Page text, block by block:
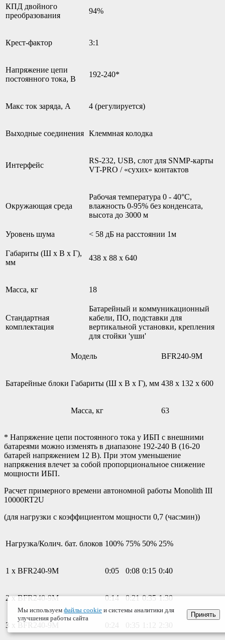
КПД двойного
преобразования
94%
Крест-фактор 3:1
Напряжение цепи
постоянного тока, В
192-240*
Макс ток заряда, А 4 (регулируется)
Выходные соединения Клеммная колодка
Интерфейс
RS-232, USB, слот для SNMP-карты
VT-PRO / «сухих» контактов
Окружающая среда
Рабочая температура 0 - 40°С,
влажность 0-95% без конденсата,
высота до 3000 м
Уровень шума < 58 дБ на расстоянии 1м
Габариты (Ш х В х Г),
мм
438 x 88 х 640
Масса, кг 18
Стандартная
комплектация
Батарейный и коммуникационный
кабели, ПО, подставки для
вертикальной установки, крепления
для стойки 'уши'
Батарейные блоки
Модель BFR240-9M
Габариты (Ш х В х Г), мм 438 x 132 х 600
Масса, кг 63
* Напряжение цепи постоянного тока у ИБП с внешними
батареями можно изменять в диапазоне 192-240 В (16-20
батарей напряжением 12 В). При этом уменьшение
напряжения влечет за собой пропорциональное снижение
мощности ИБП.
Расчет примерного времени автономной работы Monolith III
10000RT2U
(для нагрузки с коэффициентом мощности 0,7 (час:мин))
Нагрузка/Колич. бат. блоков 100% 75% 50% 25%
1 х BFR240-9M 0:05 0:08 0:15 0:40
2 х BFR240-9M 0:14 0:21 0:35 1:30
3 х BFR240-9M 0:24 0:35 2:30
Мы используем файлы cookie и системы аналитики для
улучшения работы сайта
Принять